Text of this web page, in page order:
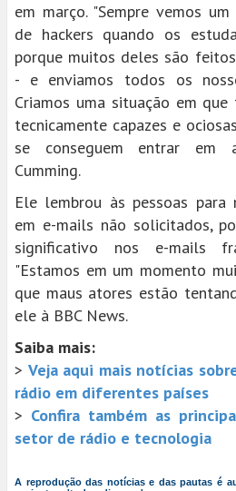
em março. "Sempre vemos
de hackers quando os
porque muitos deles são
- e enviamos todos os
Criamos uma situação em
tecnicamente capazes e
se conseguem entrar em
Cumming.
Ele lembrou às pessoas
em e-mails não solicitados,
significativo nos e-mails
"Estamos em um momento
que maus atores estão
ele à BBC News.
Saiba mais:
> Veja aqui mais notícias
rádio em diferentes países
> Confira também as
setor de rádio e tecnologia
A reprodução das notícias e das pautas é